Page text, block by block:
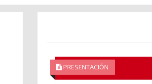
PRESENTACIÓN